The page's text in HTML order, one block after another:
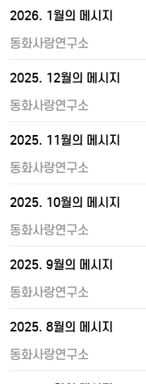
2026. 1월의 메시지
동화사랑연구소
2025. 12월의 메시지
동화사랑연구소
2025. 11월의 메시지
동화사랑연구소
2025. 10월의 메시지
동화사랑연구소
2025. 9월의 메시지
동화사랑연구소
2025. 8월의 메시지
동화사랑연구소